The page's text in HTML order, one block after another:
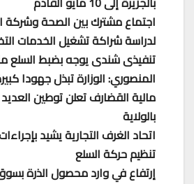
اجتماع مشترك بين الصحة وشركة
لدراسة شراكة تشغيل الخدمات
تنفيذى شندى يوجه بضبط السلع
المنصوري: الوزارة تبذل جهودا
مالية القضارف تعلن توطين
بالولاية
اتحاد الغرف التجارية يشيد
تنظيم حركة السلع
إرتفاع في وارد محصول الذرة